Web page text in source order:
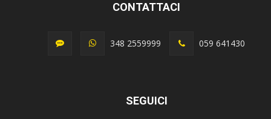
CONTATTACI
348 2559999 059 641430
SEGUICI